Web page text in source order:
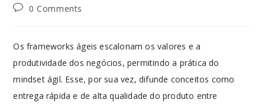
0 Comments
Os frameworks ágeis escalonam os valores e a
produtividade dos negócios, permitindo a prática do
mindset ágil. Esse, por sua vez, difunde conceitos como
entrega rápida e de alta qualidade do produto entre